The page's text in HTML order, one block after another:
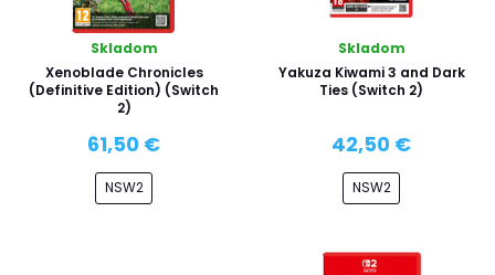
Skladom
Xenoblade Chronicles
(Definitive Edition) (Switch
2)
61,50 €
NSW2
Skladom
Yakuza Kiwami 3 and Dark
Ties (Switch 2)
42,50 €
NSW2